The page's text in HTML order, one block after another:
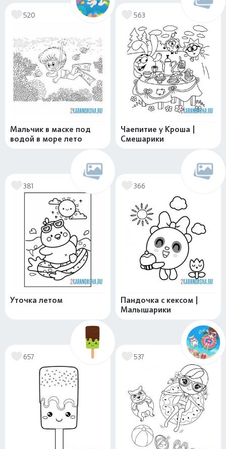
520
Мальчик в маске под
водой в море лето
563
Чаепитие у Кроша |
Смешарики
381
Уточка летом
366
Пандочка с кексом |
Малышарики
657 537